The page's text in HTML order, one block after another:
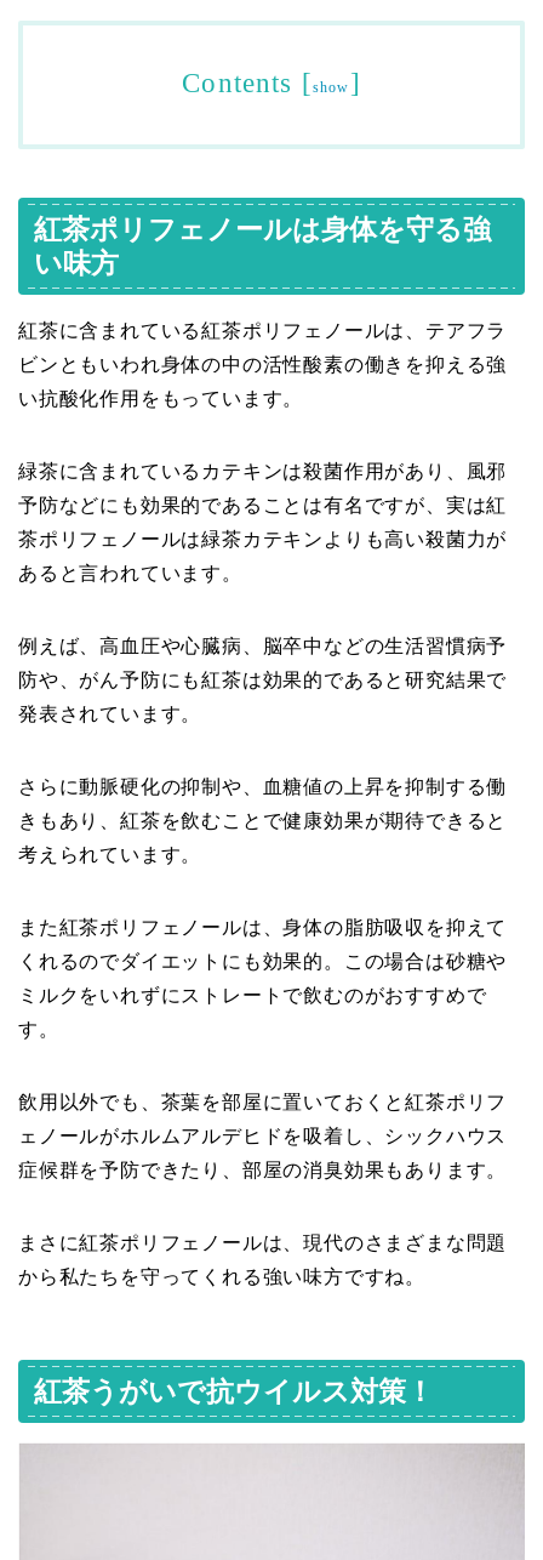
Contents [show ]
紅茶ポリフェノールは身体を守る強
い味方
紅茶に含まれている紅茶ポリフェノールは、テアフラ
ビンともいわれ身体の中の活性酸素の働きを抑える強
い抗酸化作用をもっています。
緑茶に含まれているカテキンは殺菌作用があり、風邪
予防などにも効果的であることは有名ですが、実は紅
茶ポリフェノールは緑茶カテキンよりも高い殺菌力が
あると言われています。
例えば、高血圧や心臓病、脳卒中などの生活習慣病予
防や、がん予防にも紅茶は効果的であると研究結果で
発表されています。
さらに動脈硬化の抑制や、血糖値の上昇を抑制する働
きもあり、紅茶を飲むことで健康効果が期待できると
考えられています。
また紅茶ポリフェノールは、身体の脂肪吸収を抑えて
くれるのでダイエットにも効果的。この場合は砂糖や
ミルクをいれずにストレートで飲むのがおすすめで
す。
飲用以外でも、茶葉を部屋に置いておくと紅茶ポリフ
ェノールがホルムアルデヒドを吸着し、シックハウス
症候群を予防できたり、部屋の消臭効果もあります。
まさに紅茶ポリフェノールは、現代のさまざまな問題
から私たちを守ってくれる強い味方ですね。
紅茶うがいで抗ウイルス対策！